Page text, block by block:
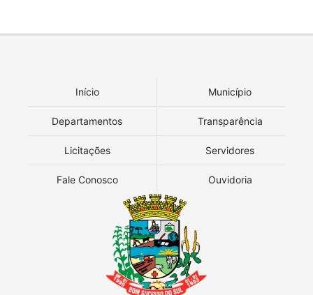
Início Município
Departamentos Transparência
Licitações Servidores
Fale Conosco Ouvidoria